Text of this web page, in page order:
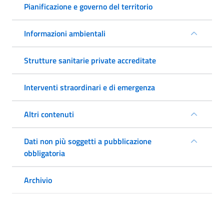
Pianificazione e governo del territorio
Informazioni ambientali
Strutture sanitarie private accreditate
Interventi straordinari e di emergenza
Altri contenuti
Dati non più soggetti a pubblicazione
obbligatoria
Archivio